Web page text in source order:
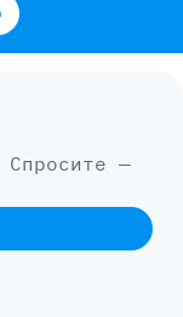
Спросите —